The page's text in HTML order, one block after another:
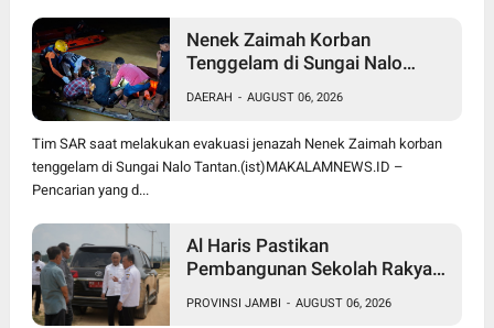
Nenek Zaimah Korban
Tenggelam di Sungai Nalo
Dunia 3 Km dari Lokasi Awal
DAERAH - AUGUST 06, 2026
Tim SAR saat melakukan evakuasi jenazah Nenek Zaimah korban
tenggelam di Sungai Nalo Tantan.(ist)MAKALAMNEWS.ID –
Pencarian yang d...
Al Haris Pastikan
Pembangunan Sekolah Rakyat
Manfaat bagi Masyarakat
PROVINSI JAMBI - AUGUST 06, 2026